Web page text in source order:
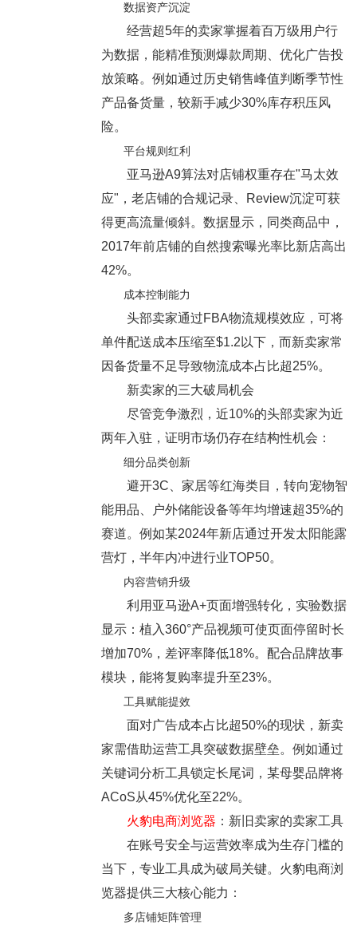
数据资产沉淀
经营超5年的卖家掌握着百万级用户行
为数据，能精准预测爆款周期、优化广告投
放策略。例如通过历史销售峰值判断季节性
产品备货量，较新手减少30%库存积压风
险。
平台规则红利
亚马逊A9算法对店铺权重存在"马太效
应"，老店铺的合规记录、Review沉淀可获
得更高流量倾斜。数据显示，同类商品中，
2017年前店铺的自然搜索曝光率比新店高出
42%。
成本控制能力
头部卖家通过FBA物流规模效应，可将
单件配送成本压缩至$1.2以下，而新卖家常
因备货量不足导致物流成本占比超25%。
新卖家的三大破局机会
尽管竞争激烈，近10%的头部卖家为近
两年入驻，证明市场仍存在结构性机会：
细分品类创新
避开3C、家居等红海类目，转向宠物智
能用品、户外储能设备等年均增速超35%的
赛道。例如某2024年新店通过开发太阳能露
营灯，半年内冲进行业TOP50。
内容营销升级
利用亚马逊A+页面增强转化，实验数据
显示：植入360°产品视频可使页面停留时长
增加70%，差评率降低18%。配合品牌故事
模块，能将复购率提升至23%。
工具赋能提效
面对广告成本占比超50%的现状，新卖
家需借助运营工具突破数据壁垒。例如通过
关键词分析工具锁定长尾词，某母婴品牌将
ACoS从45%优化至22%。
火豹电商浏览器 ：新旧卖家的卖家工具
在账号安全与运营效率成为生存门槛的
当下，专业工具成为破局关键。火豹电商浏
览器提供三大核心能力：
多店铺矩阵管理